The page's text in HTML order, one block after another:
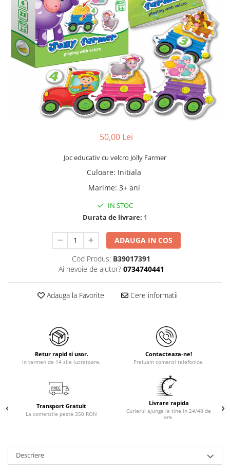
50,00 Lei
Joc educativ cu velcro Jolly Farmer
Culoare: Initiala
Marime: 3+ ani
IN STOC
Durata de livrare: 1
ADAUGA IN COS
Cod Produs: B39017391
Ai nevoie de ajutor? 0734740441
Adauga la Favorite Cere informatii
Retur rapid si usor.
In termen de 14 zile lucratoare.
Contacteaza-ne!
Preluam comenzi telefonice.
Transport Gratuit
La comenzile peste 350 RON
Livrare rapida
Curierul ajunge la tine in 24/48 de
ore.
Descriere